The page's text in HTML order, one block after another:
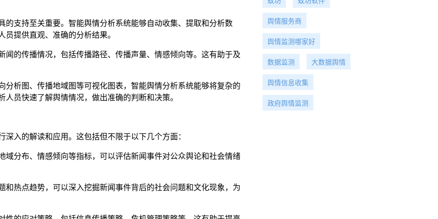
的支持至关重要。智能舆情分析系统能够自动收集、提取和分析数
提供直观、准确的分析结果。
闻的传播情况，包括传播路径、传播声量、情感倾向等。这有助于及
分析图、传播地域图等可视化图表，智能舆情分析系统能够将复杂的
员快速了解舆情情况，做出准确的判断和决策。
入的解读和应用。这包括但不限于以下几个方面：
域分布、情感倾向等指标，可以评估新闻事件对公众舆论和社会情绪
和热点趋势，可以深入挖掘新闻事件背后的社会问题和文化现象，为
舆情服务商
舆情监测哪家好
数据监测 大数据舆情
舆情信息收集
政府舆情监测